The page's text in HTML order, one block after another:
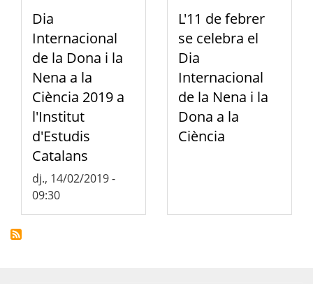
Dia
Internacional
de la Dona i la
Nena a la
Ciència 2019 a
l'Institut
d'Estudis
Catalans
dj., 14/02/2019 -
09:30
L'11 de febrer
se celebra el
Dia
Internacional
de la Nena i la
Dona a la
Ciència